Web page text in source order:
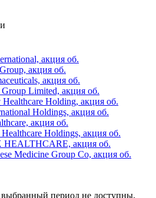
акция об.
акция об.
акция об.
Limited, акция об.
Holding, акция об.
Holdings, акция об.
акция об.
Holdings, акция об.
HEALTHCARE, акция об.
Medicine Group Co, акция об.
выбранный период не доступны.